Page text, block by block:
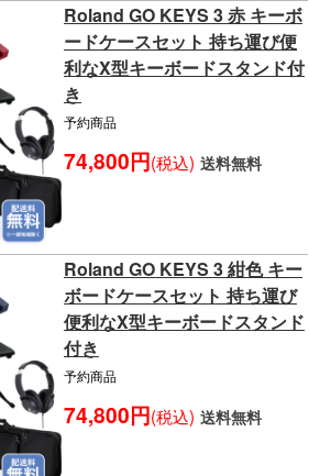
Roland GO KEYS 3 赤 キーボ
ードケースセット 持ち運び便
利なX型キーボードスタンド付
き
予約商品
74,800円(税込) 送料無料
Roland GO KEYS 3 紺色 キー
ボードケースセット 持ち運び
便利なX型キーボードスタンド
付き
予約商品
74,800円(税込) 送料無料